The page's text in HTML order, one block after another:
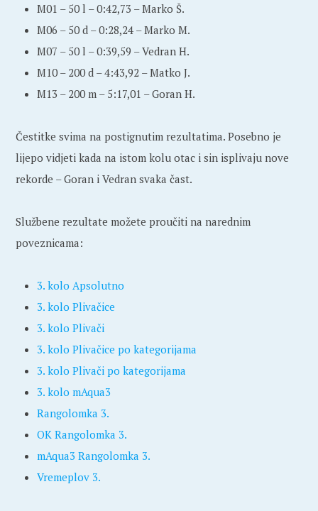
M01 – 50 l – 0:42,73 – Marko Š.
M06 – 50 d – 0:28,24 – Marko M.
M07 – 50 l – 0:39,59 – Vedran H.
M10 – 200 d – 4:43,92 – Matko J.
M13 – 200 m – 5:17,01 – Goran H.
Čestitke svima na postignutim rezultatima. Posebno je
lijepo vidjeti kada na istom kolu otac i sin isplivaju nove
rekorde – Goran i Vedran svaka čast.
Službene rezultate možete proučiti na narednim
poveznicama:
3. kolo Apsolutno
3. kolo Plivačice
3. kolo Plivači
3. kolo Plivačice po kategorijama
3. kolo Plivači po kategorijama
3. kolo mAqua3
Rangolomka 3.
OK Rangolomka 3.
mAqua3 Rangolomka 3.
Vremeplov 3.